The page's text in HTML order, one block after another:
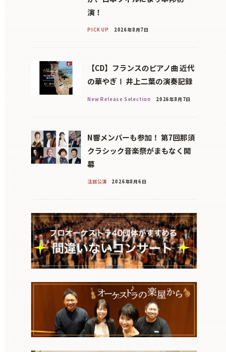
演！
PICK UP 2026年8月7日
【CD】フランスのピアノ曲 近代
の華やぎⅠ 井上二葉の演奏記録
New Release Selection 2026年8月7日
N響メンバーも参加！ 第7回那須
クラシック音楽祭がまもなく開
幕
注目公演 2026年8月6日